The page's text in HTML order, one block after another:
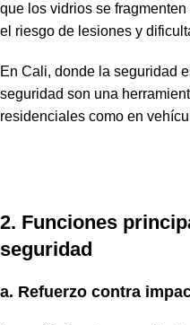
que los vidrios se
el riesgo de lesiones y
En Cali, donde la seguridad
seguridad son una
residenciales como en
2. Funciones
seguridad
a. Refuerzo contra